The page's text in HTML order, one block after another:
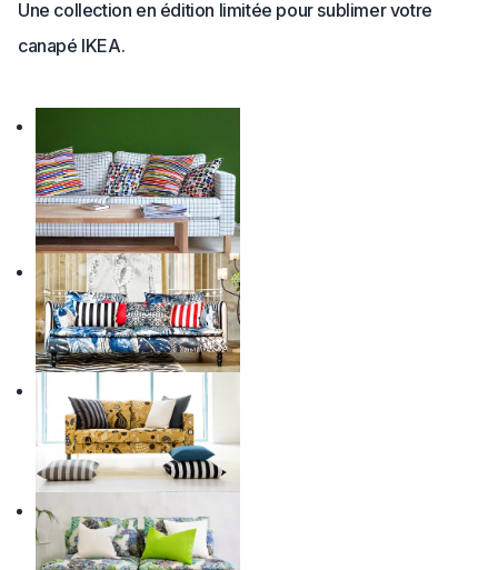
Une collection en édition limitée pour sublimer votre
canapé IKEA.